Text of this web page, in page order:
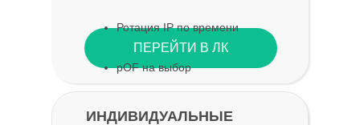
ИНДИВИДУАЛЬНЫЕ
ПЕРЕЙТИ В ЛК
Ротация IP по времени
pOF на выбор